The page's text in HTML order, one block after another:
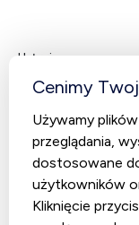
Usługi
Contact Center
CludoCRM
Telekomunikacja
AI Studio –
Cenimy
Używamy
przeglądania,
dostosowane
użytkowników
Kliknięcie